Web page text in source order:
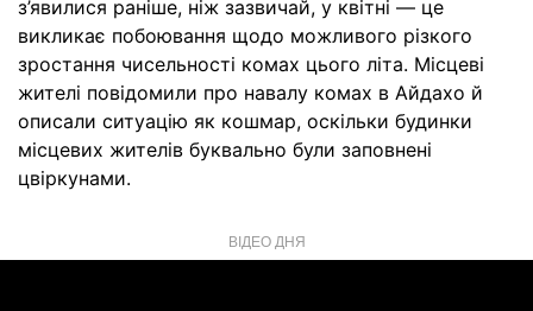
з’явилися раніше, ніж зазвичай, у квітні — це
викликає побоювання щодо можливого різкого
зростання чисельності комах цього літа. Місцеві
жителі повідомили про навалу комах в Айдахо й
описали ситуацію як кошмар, оскільки будинки
місцевих жителів буквально були заповнені
цвіркунами.
ВІДЕО ДНЯ